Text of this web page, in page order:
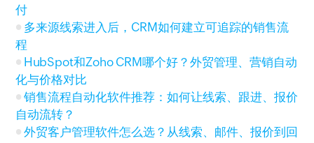
付
多来源线索进入后，CRM如何建立可追踪的销售流
程
HubSpot和Zoho CRM哪个好？外贸管理、营销自动
化与价格对比
销售流程自动化软件推荐：如何让线索、跟进、报价
自动流转？
外贸客户管理软件怎么选？从线索、邮件、报价到回